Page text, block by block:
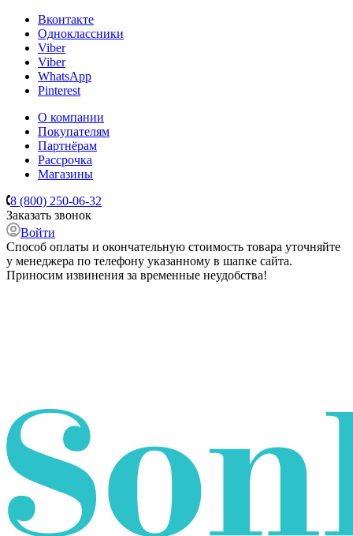
Вконтакте
Одноклассники
Viber
Viber
WhatsApp
Pinterest
О компании
Покупателям
Партнёрам
Рассрочка
Магазины
8 (800) 250-06-32
Заказать звонок
Войти
Способ оплаты и окончательную стоимость товара уточняйте
у менеджера по телефону указанному в шапке сайта.
Приносим извинения за временные неудобства!